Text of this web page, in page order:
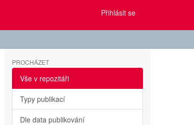
Přihlásit se
PROCHÁZET
Vše v repozitáři
Typy publikací
Dle data publikování